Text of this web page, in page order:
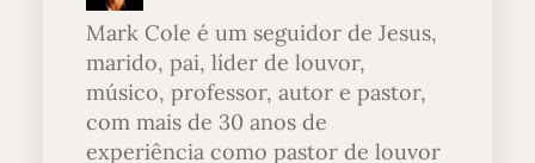
Mark Cole é um seguidor de Jesus,
marido, pai, líder de louvor,
músico, professor, autor e pastor,
com mais de 30 anos de
experiência como pastor de louvor